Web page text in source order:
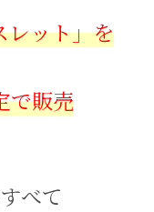
レット」を
で販売
べて